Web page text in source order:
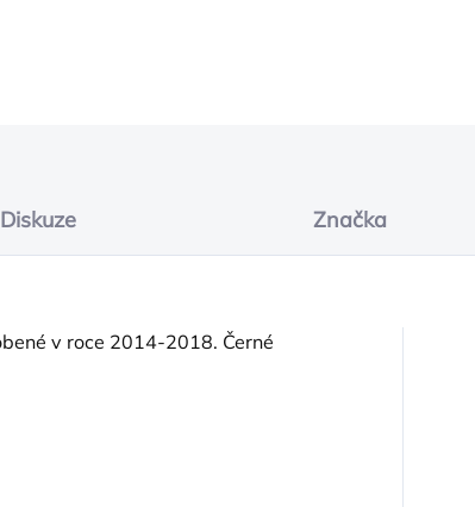
Diskuze Značka
v roce 2014-2018. Černé